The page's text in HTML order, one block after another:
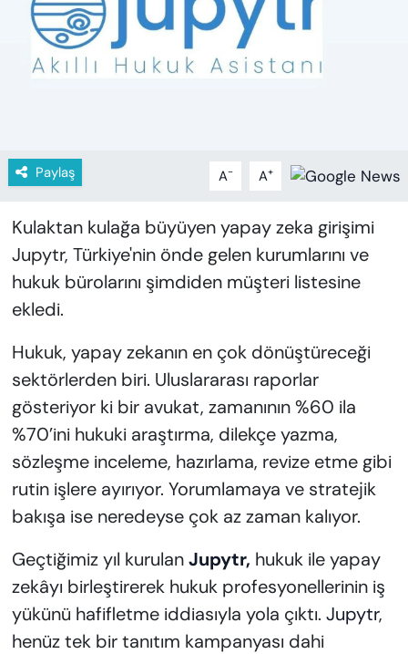
Paylaş A- A+
Kulaktan kulağa büyüyen yapay zeka girişimi
Jupytr, Türkiye'nin önde gelen kurumlarını ve
hukuk bürolarını şimdiden müşteri listesine
ekledi.
Hukuk, yapay zekanın en çok dönüştüreceği
sektörlerden biri. Uluslararası raporlar
gösteriyor ki bir avukat, zamanının %60 ila
%70’ini hukuki araştırma, dilekçe yazma,
sözleşme inceleme, hazırlama, revize etme gibi
rutin işlere ayırıyor. Yorumlamaya ve stratejik
bakışa ise neredeyse çok az zaman kalıyor.
Geçtiğimiz yıl kurulanJupytr, hukuk ile yapay
zekâyı birleştirerek hukuk profesyonellerinin iş
yükünü hafifletme iddiasıyla yola çıktı. Jupytr,
henüz tek bir tanıtım kampanyası dahi
KADIN
SAĞLIK
ÖZEL HABER
YAZAR KÖŞESİ
VAN VE DİYARBAKIR HABERLERİ